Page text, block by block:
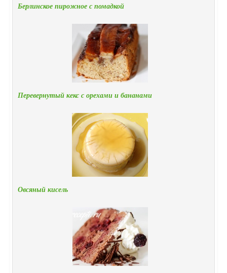
Берлинское пирожное с помадкой
Перевернутый кекс с орехами и бананами
Овсяный кисель